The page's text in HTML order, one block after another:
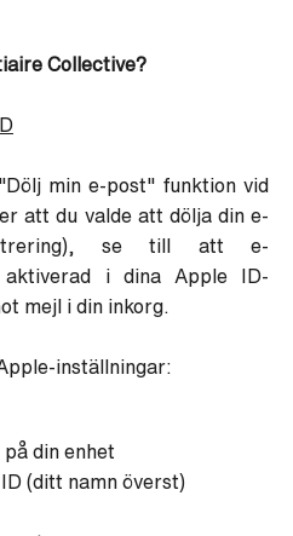
Collective?
min e-post" funktion vid
att du valde att dölja din e-
se till att e-
aktiverad i dina Apple ID-
mejl i din inkorg.
inställningar:
din enhet
(ditt namn överst)